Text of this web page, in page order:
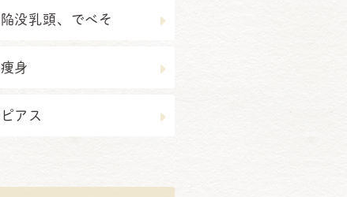
陥没乳頭、でべそ
痩身
ピアス